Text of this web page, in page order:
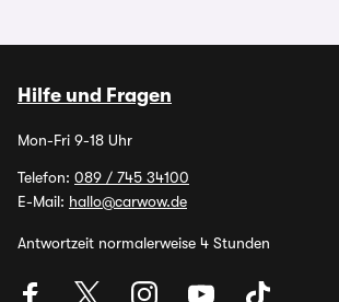
Hilfe und Fragen
Mon-Fri 9-18 Uhr
Telefon: 089 / 745 34100
E-Mail: hallo@carwow.de
Antwortzeit normalerweise 4 Stunden